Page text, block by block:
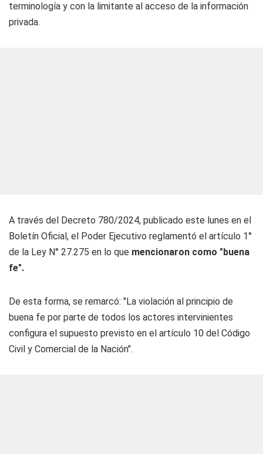
terminología y con la limitante al acceso de la información
privada.
A través del Decreto 780/2024, publicado este lunes en el
Boletín Oficial, el Poder Ejecutivo reglamentó el artículo 1°
de la Ley N° 27.275 en lo que mencionaron como "buena
fe".
De esta forma, se remarcó: "La violación al principio de
buena fe por parte de todos los actores intervinientes
configura el supuesto previsto en el artículo 10 del Código
Civil y Comercial de la Nación".